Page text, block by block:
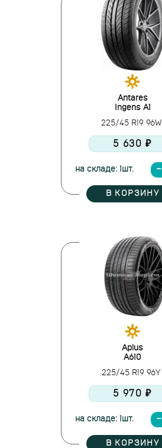
Antares
Ingens A1
225/45 R19 96W
5 630 ₽
на складе: 1шт.
В КОРЗИНУ
Aplus
A610
225/45 R19 96Y
5 970 ₽
на складе: 1шт.
В КОРЗИНУ